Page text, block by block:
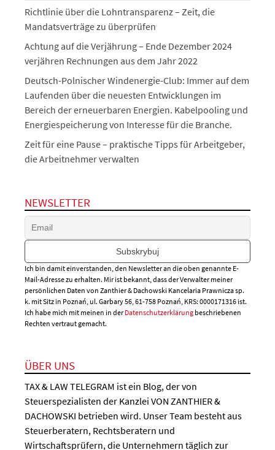
Richtlinie über die Lohntransparenz – Zeit, die
Mandatsverträge zu überprüfen
Achtung auf die Verjährung – Ende Dezember 2024
verjähren Rechnungen aus dem Jahr 2022
Deutsch-Polnischer Windenergie-Club: Immer auf dem
Laufenden über die neuesten Entwicklungen im
Bereich der erneuerbaren Energien. Kabelpooling und
Energiespeicherung von Interesse für die Branche.
Zeit für eine Pause – praktische Tipps für Arbeitgeber,
die Arbeitnehmer verwalten
NEWSLETTER
Ich bin damit einverstanden, den Newsletter an die oben genannte E-
Mail-Adresse zu erhalten. Mir ist bekannt, dass der Verwalter meiner
persönlichen Daten von Zanthier & Dachowski Kancelaria Prawnicza sp.
k. mit Sitz in Poznań, ul. Garbary 56, 61-758 Poznań, KRS: 0000171316 ist.
Ich habe mich mit meinen in derDatenschutzerklärung beschriebenen
Rechten vertraut gemacht.
ÜBER UNS
TAX & LAW TELEGRAM ist ein Blog, der von
Steuerspezialisten der Kanzlei VON ZANTHIER &
DACHOWSKI betrieben wird. Unser Team besteht aus
Steuerberatern, Rechtsberatern und
Wirtschaftsprüfern, die Unternehmern täglich zur